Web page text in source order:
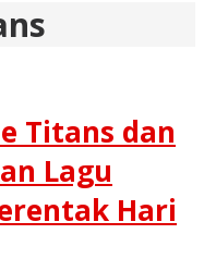
Titans dan
Lagu
Hari